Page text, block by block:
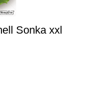
Sonka xxl